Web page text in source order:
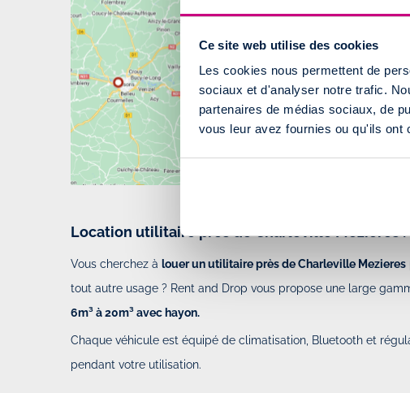
Ce site web utilise des cookies
Les cookies nous permettent de
sociaux et d'analyser notre trafic.
partenaires de médias sociaux, de
vous leur avez fournies ou qu'ils
Location utilitaire près de Charleville Mezieres
Vous cherchez à louer un utilitaire près de Charleville Mezieres
tout autre usage ? Rent and Drop vous propose une large
6m³ à 20m³ avec hayon.
Chaque véhicule est équipé de climatisation, Bluetooth et
pendant votre utilisation.